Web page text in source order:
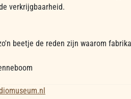
verkrijgbaarheid.
beetje de reden zijn waarom